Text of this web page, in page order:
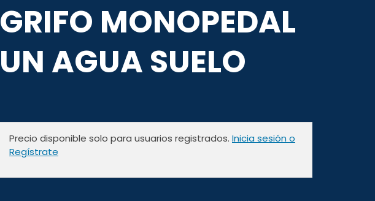
GRIFO MONOPEDAL
UN AGUA SUELO
Precio disponible solo para usuarios registrados. Inicia sesión o
Regístrate